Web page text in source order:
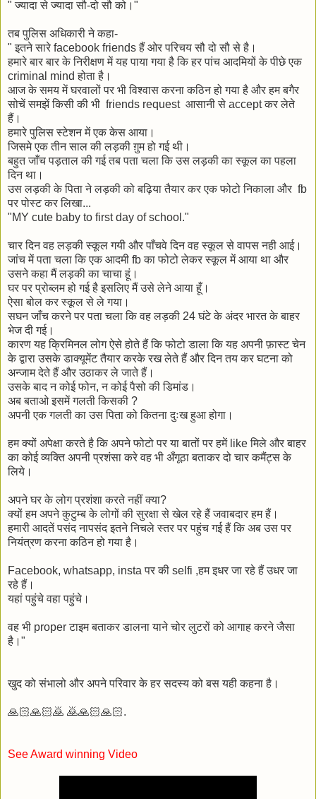
" ज्यादा से ज्यादा सौ-दो सौ को।"
तब पुलिस अधिकारी ने कहा-
" इतने सारे facebook friends हैं ओर परिचय सौ दो सौ से है।
हमारे बार बार के निरीक्षण में यह पाया गया है कि हर पांच आदमियों के पीछे एक
criminal mind होता है।
आज के समय में घरवालों पर भी विश्वास करना कठिन हो गया है और हम बगैर
सोचें समझें किसी की भी friends request आसानी से accept कर लेते
हैं।
हमारे पुलिस स्टेशन में एक केस आया।
जिसमे एक तीन साल की लड़की ग़ुम हो गई थी।
बहुत जाँच पड़ताल की गई तब पता चला कि उस लड़की का स्कूल का पहला
दिन था।
उस लड़की के पिता ने लड़की को बढ़िया तैयार कर एक फोटो निकाला और fb
पर पोस्ट कर लिखा...
"MY cute baby to first day of school."
चार दिन वह लड़की स्कूल गयी और पाँचवे दिन वह स्कूल से वापस नही आई।
जांच में पता चला कि एक आदमी fb का फोटो लेकर स्कूल में आया था और
उसने कहा मैं लड़की का चाचा हूं।
घर पर प्रोब्लम हो गई है इसलिए मैं उसे लेने आया हूँ।
ऐसा बोल कर स्कूल से ले गया।
सघन जाँच करने पर पता चला कि वह लड़की 24 घंटे के अंदर भारत के बाहर
भेज दी गई।
कारण यह क्रिमिनल लोग ऐसे होते हैं कि फोटो डाला कि यह अपनी फ़ास्ट चेन
के द्वारा उसके डाक्यूमेंट तैयार करके रख लेते हैं और दिन तय कर घटना को
अन्जाम देते हैं और उठाकर ले जाते हैं।
उसके बाद न कोई फोन, न कोई पैसो की डिमांड।
अब बताओ इसमें गलती किसकी ?
अपनी एक गलती का उस पिता को कितना दुःख हुआ होगा।
हम क्यों अपेक्षा करते है कि अपने फोटो पर या बातों पर हमें like मिले और बाहर
का कोई व्यक्ति अपनी प्रशंसा करे वह भी अँगूठा बताकर दो चार कमैंट्स के
लिये।
अपने घर के लोग प्रशंशा करते नहीं क्या?
क्यों हम अपने कुटुम्ब के लोगों की सुरक्षा से खेल रहे हैं जवाबदार हम हैं।
हमारी आदतें पसंद नापसंद इतने निचले स्तर पर पहुंच गई हैं कि अब उस पर
नियंत्रण करना कठिन हो गया है।
Facebook, whatsapp, insta पर की selfi ,हम इधर जा रहे हैं उधर जा
रहे हैं।
यहां पहुंचे वहा पहुंचे।
वह भी proper टाइम बताकर डालना याने चोर लुटरों को आगाह करने जैसा
है।"
खुद को संभालो और अपने परिवार के हर सदस्य को बस यही कहना है।
🙏🏻🙏🏻🙇 🙇🙏🏻🙏🏻.
See Award winning Video